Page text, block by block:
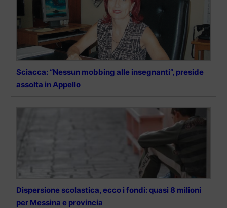
Sciacca: “Nessun mobbing alle insegnanti”, preside
assolta in Appello
Dispersione scolastica, ecco i fondi: quasi 8 milioni
per Messina e provincia